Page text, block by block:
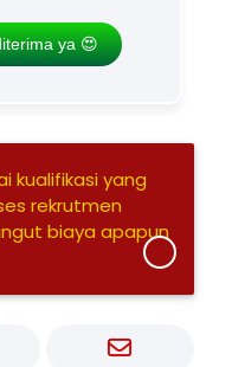
ya 😍
kualifikasi yang
rekrutmen
biaya apapun